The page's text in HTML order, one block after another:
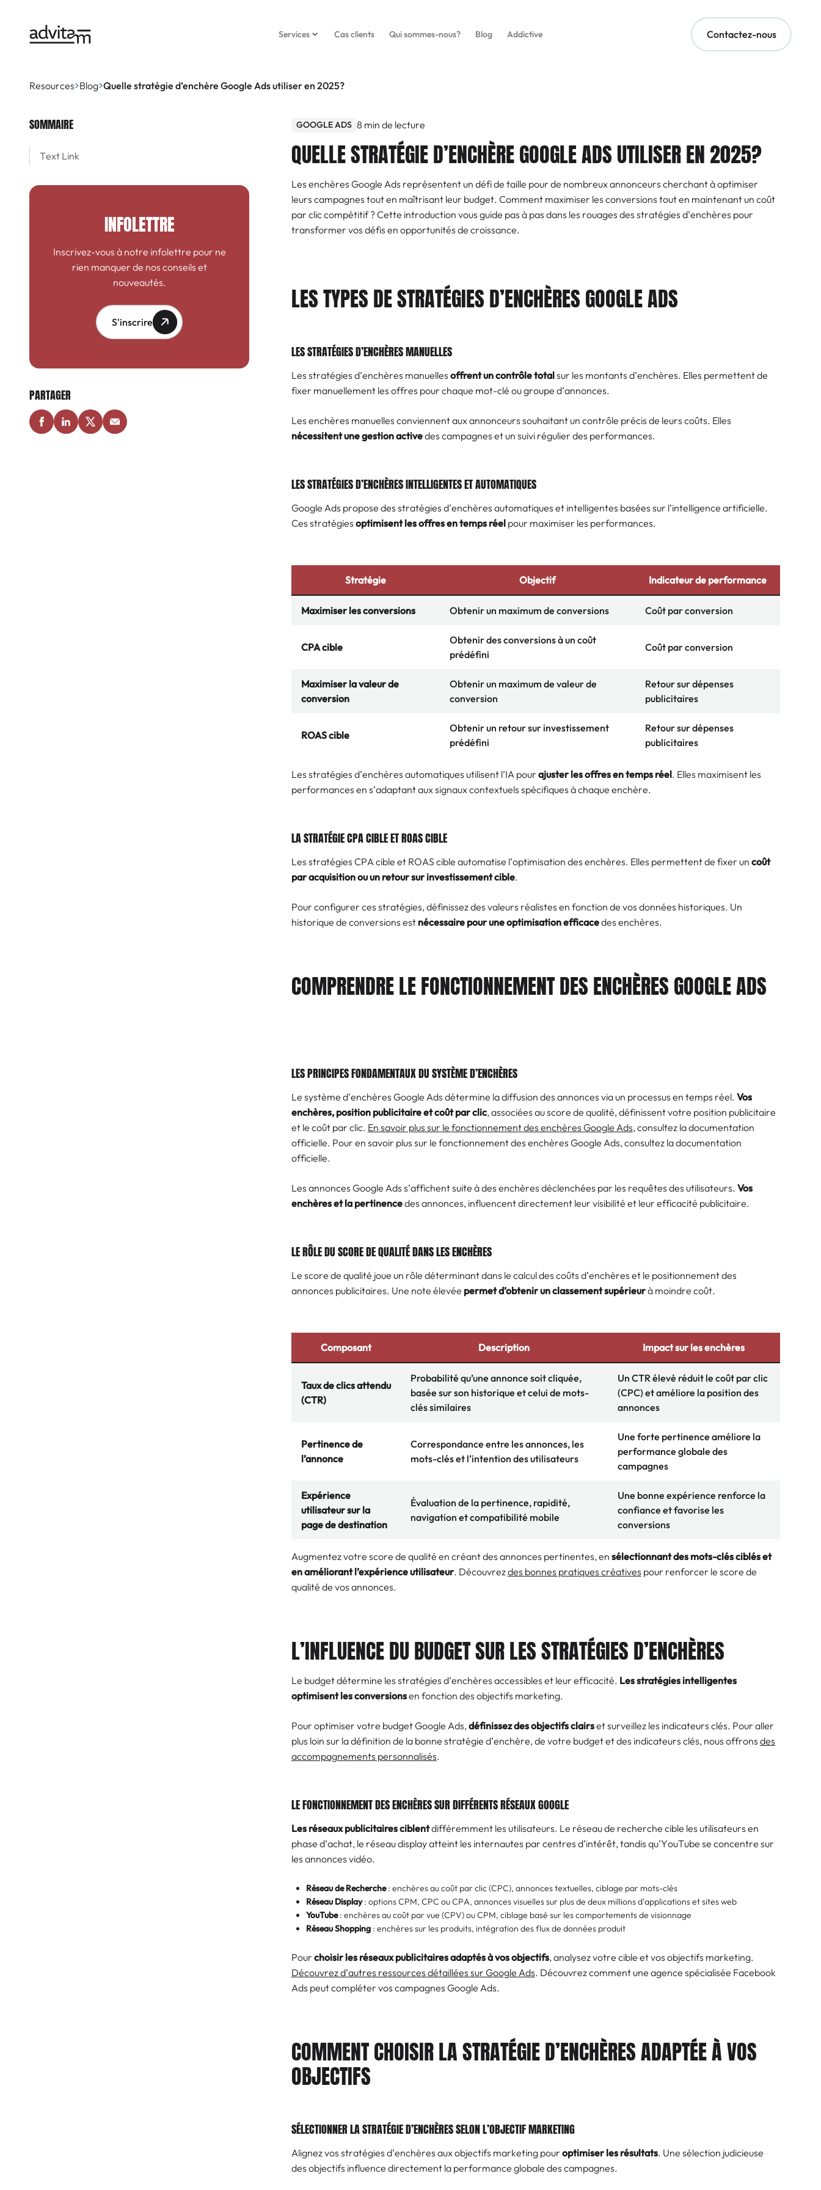
Services Cas clients Qui sommes-nous? Blog Addictive Contactez-nous
Resources Blog Quelle stratégie d’enchère Google Ads utiliser en 2025?
SOMMAIRE
Text Link
INFOLETTRE
Inscrivez-vous à notre infolettre pour ne
rien manquer de nos conseils et
nouveautés.
S'inscrire
PARTAGER
GOOGLE ADS 8 min de lecture
QUELLE STRATÉGIE D’ENCHÈRE GOOGLE ADS UTILISER EN 2025?
Les enchères Google Ads représentent un défi de taille pour de nombreux annonceurs cherchant à optimiser
leurs campagnes tout en maîtrisant leur budget. Comment maximiser les conversions tout en maintenant un coût
par clic compétitif ? Cette introduction vous guide pas à pas dans les rouages des stratégies d’enchères pour
transformer vos défis en opportunités de croissance.
LES TYPES DE STRATÉGIES D’ENCHÈRES GOOGLE ADS
LES STRATÉGIES D’ENCHÈRES MANUELLES
Les stratégies d’enchères manuelles offrent un contrôle totalsur les montants d’enchères. Elles permettent de
fixer manuellement les offres pour chaque mot-clé ou groupe d’annonces.
Les enchères manuelles conviennent aux annonceurs souhaitant un contrôle précis de leurs coûts. Elles
nécessitent une gestion activedes campagnes et un suivi régulier des performances.
LES STRATÉGIES D’ENCHÈRES INTELLIGENTES ET AUTOMATIQUES
Google Ads propose des stratégies d’enchères automatiques et intelligentes basées sur l’intelligence artificielle.
Ces stratégies optimisent les offres en temps réelpour maximiser les performances.
Stratégie Objectif Indicateur de performance
Maximiser les conversions Obtenir un maximum de conversions Coût par conversion
CPA cible
Obtenir des conversions à un coût
prédéfini
Coût par conversion
Maximiser la valeur de
conversion
Obtenir un maximum de valeur de
conversion
Retour sur dépenses
publicitaires
ROAS cible
Obtenir un retour sur investissement
prédéfini
Retour sur dépenses
publicitaires
Les stratégies d’enchères automatiques utilisent l’IA pour ajuster les offres en temps réel. Elles maximisent les
performances en s’adaptant aux signaux contextuels spécifiques à chaque enchère.
LA STRATÉGIE CPA CIBLE ET ROAS CIBLE
Les stratégies CPA cible et ROAS cible automatise l’optimisation des enchères. Elles permettent de fixer un coût
par acquisition ou un retour sur investissement cible.
Pour configurer ces stratégies, définissez des valeurs réalistes en fonction de vos données historiques. Un
historique de conversions est nécessaire pour une optimisation efficacedes enchères.
COMPRENDRE LE FONCTIONNEMENT DES ENCHÈRES GOOGLE ADS
LES PRINCIPES FONDAMENTAUX DU SYSTÈME D’ENCHÈRES
Le système d’enchères Google Ads détermine la diffusion des annonces via un processus en temps réel. Vos
enchères, position publicitaire et coût par clic, associées au score de qualité, définissent votre position publicitaire
et le coût par clic. En savoir plus sur le fonctionnement des enchères Google Ads, consultez la documentation
officielle. Pour en savoir plus sur le fonctionnement des enchères Google Ads, consultez la documentation
officielle.
Les annonces Google Ads s’affichent suite à des enchères déclenchées par les requêtes des utilisateurs. Vos
enchères et la pertinencedes annonces, influencent directement leur visibilité et leur efficacité publicitaire.
LE RÔLE DU SCORE DE QUALITÉ DANS LES ENCHÈRES
Le score de qualité joue un rôle déterminant dans le calcul des coûts d’enchères et le positionnement des
annonces publicitaires. Une note élevée permet d’obtenir un classement supérieurà moindre coût.
Composant Description Impact sur les enchères
Taux de clics attendu
(CTR)
Probabilité qu’une annonce soit cliquée,
basée sur son historique et celui de mots-
clés similaires
Un CTR élevé réduit le coût par clic
(CPC) et améliore la position des
annonces
Pertinence de
l’annonce
Correspondance entre les annonces, les
mots-clés et l’intention des utilisateurs
Une forte pertinence améliore la
performance globale des
campagnes
Expérience
utilisateur sur la
page de destination
Évaluation de la pertinence, rapidité,
navigation et compatibilité mobile
Une bonne expérience renforce la
confiance et favorise les
conversions
Augmentez votre score de qualité en créant des annonces pertinentes, en sélectionnant des mots-clés ciblés et
en améliorant l’expérience utilisateur. Découvrezdes bonnes pratiques créatives pour renforcer le score de
qualité de vos annonces.
L’INFLUENCE DU BUDGET SUR LES STRATÉGIES D’ENCHÈRES
Le budget détermine les stratégies d’enchères accessibles et leur efficacité. Les stratégies intelligentes
optimisent les conversionsen fonction des objectifs marketing.
Pour optimiser votre budget Google Ads,définissez des objectifs clairset surveillez les indicateurs clés. Pour aller
plus loin sur la définition de la bonne stratégie d’enchère, de votre budget et des indicateurs clés, nous offrons des
accompagnements personnalisés.
LE FONCTIONNEMENT DES ENCHÈRES SUR DIFFÉRENTS RÉSEAUX GOOGLE
Les réseaux publicitaires ciblentdifféremment les utilisateurs. Le réseau de recherche cible les utilisateurs en
phase d’achat, le réseau display atteint les internautes par centres d’intérêt, tandis qu’YouTube se concentre sur
les annonces vidéo.
Réseau de Recherche: enchères au coût par clic (CPC), annonces textuelles, ciblage par mots-clés
Réseau Display: options CPM, CPC ou CPA, annonces visuelles sur plus de deux millions d’applications et sites web
YouTube: enchères au coût par vue (CPV) ou CPM, ciblage basé sur les comportements de visionnage
Réseau Shopping: enchères sur les produits, intégration des flux de données produit
Pour choisir les réseaux publicitaires adaptés à vos objectifs, analysez votre cible et vos objectifs marketing.
Découvrez d’autres ressources détaillées sur Google Ads. Découvrez comment une agence spécialisée Facebook
Ads peut compléter vos campagnes Google Ads.
COMMENT CHOISIR LA STRATÉGIE D’ENCHÈRES ADAPTÉE À VOS
OBJECTIFS
SÉLECTIONNER LA STRATÉGIE D’ENCHÈRES SELON L’OBJECTIF MARKETING
Alignez vos stratégies d’enchères aux objectifs marketing pour optimiser les résultats. Une sélection judicieuse
des objectifs influence directement la performance globale des campagnes.